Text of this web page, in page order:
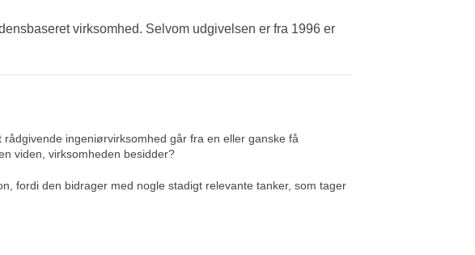
virksomhed. Selvom udgivelsen er fra 1996 er
ingeniørvirksomhed går fra en eller ganske få
viden, virksomheden besidder?
fordi den bidrager med nogle stadigt relevante tanker, som tager